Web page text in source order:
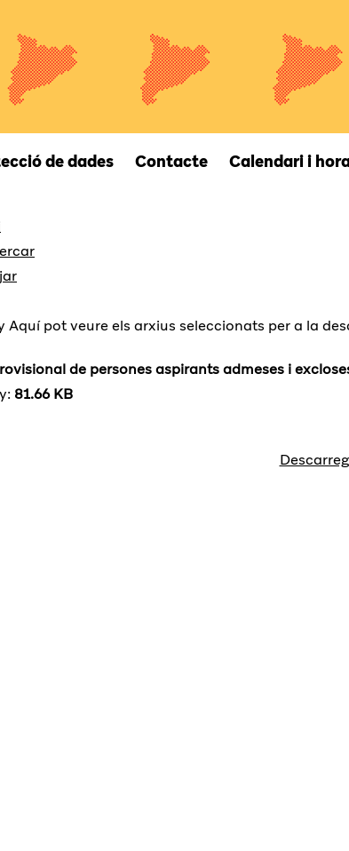
de dades Contacte Calendari i
Aquí pot veure els arxius seleccionats per a la
de persones aspirants admeses i
81.66 KB